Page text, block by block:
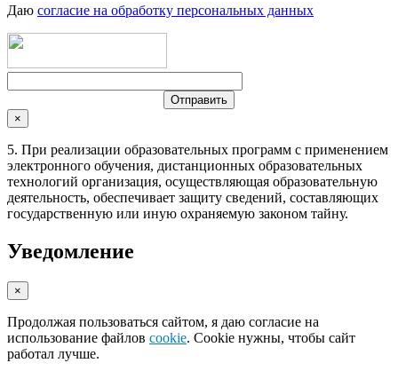
Даю согласие на обработку персональных данных
×
5. При реализации образовательных программ с применением
электронного обучения, дистанционных образовательных
технологий организация, осуществляющая образовательную
деятельность, обеспечивает защиту сведений, составляющих
государственную или иную охраняемую законом тайну.
Уведомление
×
Продолжая пользоваться сайтом, я даю согласие на
использование файлов cookie. Cookie нужны, чтобы сайт
работал лучше.